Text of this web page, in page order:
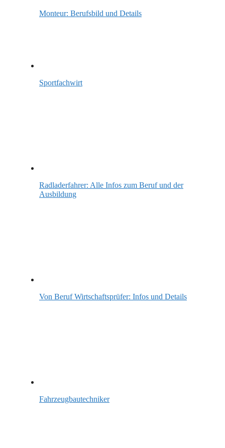
Monteur: Berufsbild und Details
Sportfachwirt
Radladerfahrer: Alle Infos zum Beruf und der
Ausbildung
Von Beruf Wirtschaftsprüfer: Infos und Details
Fahrzeugbautechniker